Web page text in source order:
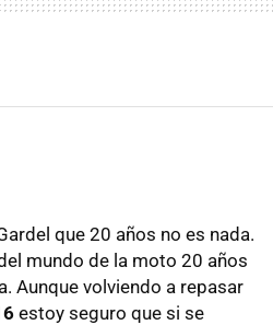
que 20 años no es nada.
mundo de la moto 20 años
Aunque volviendo a repasar
estoy seguro que si se